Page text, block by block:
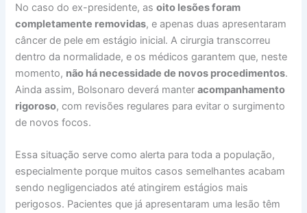
No caso do ex-presidente, asoito lesões foram
completamente removidas, e apenas duas apresentaram
câncer de pele em estágio inicial. A cirurgia transcorreu
dentro da normalidade, e os médicos garantem que, neste
momento, não há necessidade de novos procedimentos.
Ainda assim, Bolsonaro deverá manteracompanhamento
rigoroso, com revisões regulares para evitar o surgimento
de novos focos.
Essa situação serve como alerta para toda a população,
especialmente porque muitos casos semelhantes acabam
sendo negligenciados até atingirem estágios mais
perigosos. Pacientes que já apresentaram uma lesão têm